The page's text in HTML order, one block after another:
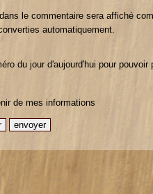
le commentaire sera affiché
automatiquement.
du jour d'aujourd'hui pour pouvoir
de mes informations